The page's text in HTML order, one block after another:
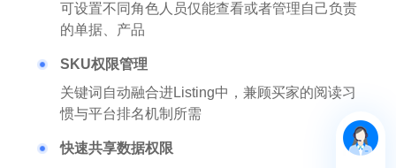
可设置不同角色人员仅能查看或者管理自己负责
的单据、产品
SKU权限管理
关键词自动融合进Listing中，兼顾买家的阅读习
惯与平台排名机制所需
快速共享数据权限